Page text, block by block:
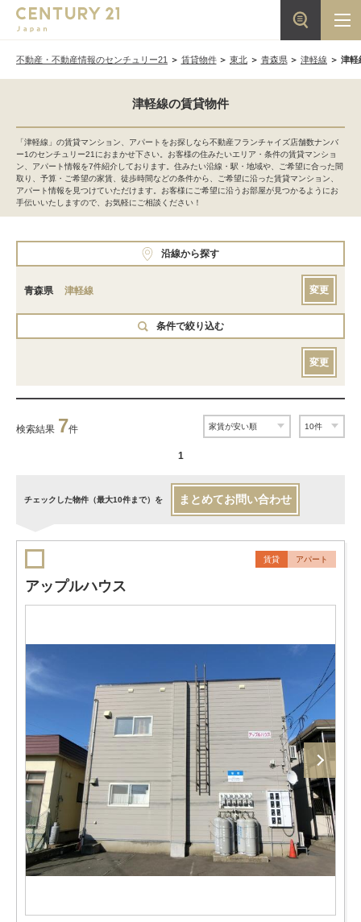
不動産・不動産情報のセンチュリー21 賃貸物件 東北 青森県 津軽線 津軽
津軽線の賃貸物件
「津軽線」の賃貸マンション、アパートをお探しなら不動産フランチャイズ店舗数ナンバ
ー1のセンチュリー21におまかせ下さい。お客様の住みたいエリア・条件の賃貸マンショ
ン、アパート情報を7件紹介しております。住みたい沿線・駅・地域や、ご希望に合った間
取り、予算・ご希望の家賃、徒歩時間などの条件から、ご希望に沿った賃貸マンション、
アパート情報を見つけていただけます。お客様にご希望に沿うお部屋が見つかるようにお
手伝いいたしますので、お気軽にご相談ください！
沿線から探す
青森県 津軽線 変更
条件で絞り込む
変更
検索結果 7件
1
チェックした物件（最大10件まで）を まとめてお問い合わせ
賃貸 アパート
アップルハウス